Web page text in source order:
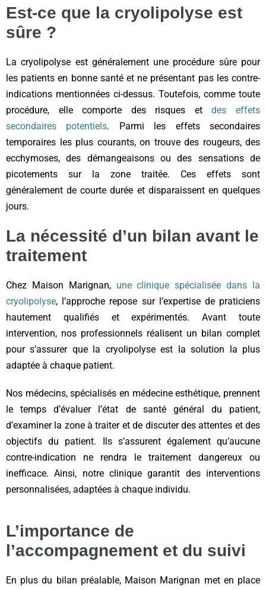
Est-ce que la cryolipolyse est
sûre ?
La cryolipolyse est généralement une procédure sûre pour
les patients en bonne santé et ne présentant pas les contre-
indications mentionnées ci-dessus. Toutefois, comme toute
procédure, elle comporte des risques etdes effets
secondaires potentiels. Parmi les effets secondaires
temporaires les plus courants, on trouve des rougeurs, des
ecchymoses, des démangeaisons ou des sensations de
picotements sur la zone traitée. Ces effets sont
généralement de courte durée et disparaissent en quelques
jours.
La nécessité d’un bilan avant le
traitement
Chez Maison Marignan, une clinique spécialisée dans la
cryolipolyse, l’approche repose sur l’expertise de praticiens
hautement qualifiés et expérimentés. Avant toute
intervention, nos professionnels réalisent un bilan complet
pour s’assurer que la cryolipolyse est la solution la plus
adaptée à chaque patient.
Nos médecins, spécialisés en médecine esthétique, prennent
le temps d’évaluer l’état de santé général du patient,
d’examiner la zone à traiter et de discuter des attentes et des
objectifs du patient. Ils s’assurent également qu’aucune
contre-indication ne rendra le traitement dangereux ou
inefficace. Ainsi, notre clinique garantit des interventions
personnalisées, adaptées à chaque individu.
L’importance de
l’accompagnement et du suivi
En plus du bilan préalable, Maison Marignan met en place